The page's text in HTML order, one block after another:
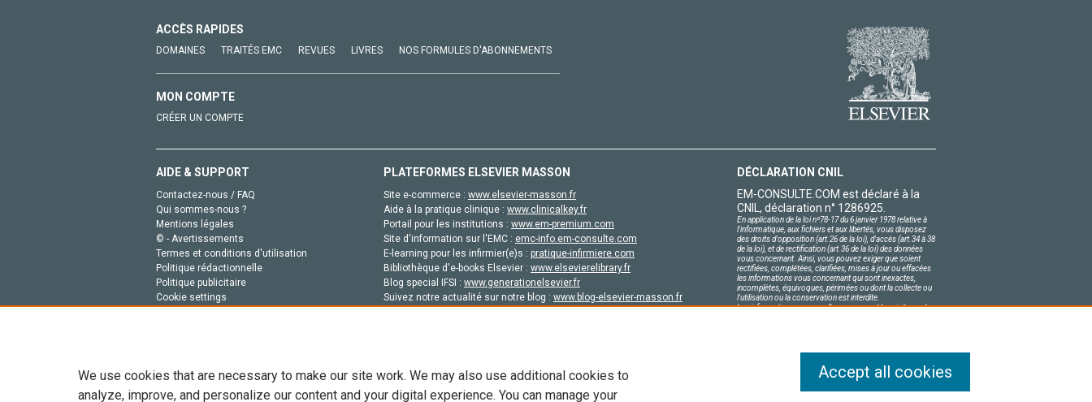
ACCÈS RAPIDES
DOMAINES TRAITÉS EMC REVUES LIVRES NOS FORMULES D'ABONNEMENTS
MON COMPTE
CRÉER UN COMPTE
AIDE & SUPPORT
Contactez-nous / FAQ
Qui sommes-nous ?
Mentions légales
© - Avertissements
Termes et conditions d'utilisation
Politique rédactionnelle
Politique publicitaire
Cookie settings
PLATEFORMES ELSEVIER MASSON
Site e-commerce : www.elsevier-masson.fr
Aide à la pratique clinique : www.clinicalkey.fr
Portail pour les institutions : www.em-premium.com
Site d'information sur l'EMC : emc-info.em-consulte.com
E-learning pour les infirmier(e)s : pratique-infirmiere.com
Bibliothèque d'e-books Elsevier : www.elsevierelibrary.fr
Blog special IFSI : www.generationelsevier.fr
Suivez notre actualité sur notre blog : www.blog-elsevier-masson.fr
DÉCLARATION CNIL
EM-CONSULTE.COM est déclaré à la
CNIL, déclaration n° 1286925.
En application de la loi nº78-17 du 6 janvier 1978 relative à
l'informatique, aux fichiers et aux libertés, vous disposez
des droits d'opposition (art.26 de la loi), d'accès (art.34 à 38
de la loi), et de rectification (art.36 de la loi) des données
vous concernant. Ainsi, vous pouvez exiger que soient
rectifiées, complétées, clarifiées, mises à jour ou effacées
les informations vous concernant qui sont inexactes,
incomplètes, équivoques, périmées ou dont la collecte ou
l'utilisation ou la conservation est interdite.
Les informations personnelles concernant les visiteurs de
We use cookies that are necessary to make our site work. We may also use additional cookies to
analyze, improve, and personalize our content and your digital experience. You can manage your
Accept all cookies